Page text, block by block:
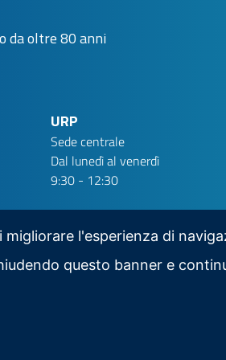
da oltre 80 anni
URP
Sede centrale
Dal lunedì al venerdì
9:30 - 12:30
mobile
l'esperienza di
questo banner e